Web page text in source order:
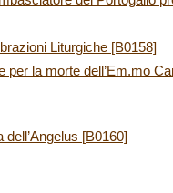
Liturgiche [B0158]
per la morte dell’Em.mo
[B0160]